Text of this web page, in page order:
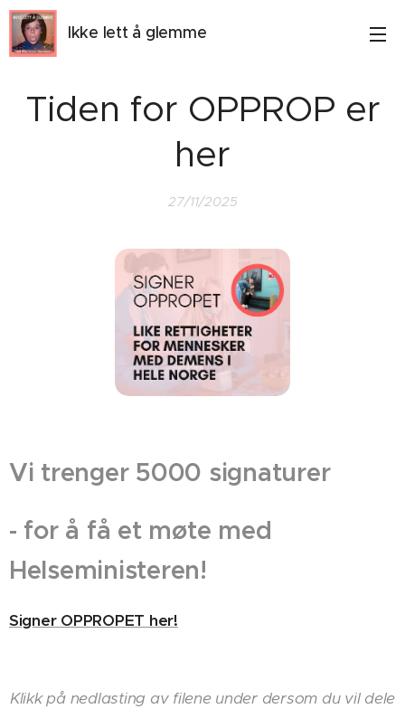
Ikke lett å glemme
Tiden for OPPROP er
her
27/11/2025
Vi trenger 5000 signaturer
- for å få et møte med
Helseministeren!
Signer OPPROPET her!
Klikk på nedlasting av filene under dersom du vil dele